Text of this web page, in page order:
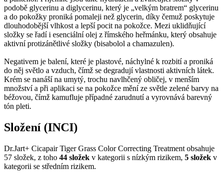
podobě glycerinu a diglycerinu, který je „velkým bratrem“ glycerinu
a do pokožky proniká pomaleji než glycerin, díky čemuž poskytuje
dlouhodobější vlhkost a lepší pocit na pokožce. Mezi uklidňující
složky se řadí i esenciální olej z římského heřmánku, který obsahuje
aktivní protizánětlivé složky (bisabolol a chamazulen).
Negativem je balení, které je plastové, náchylné k rozbití a proniká
do něj světlo a vzduch, čímž se degradují vlastnosti aktivních látek.
Krém se nanáší na umytý, trochu navlhčený obličej, v menším
množství a při aplikaci se na pokožce mění ze světle zelené barvy na
béžovou, čímž kamufluje případné zarudnutí a vyrovnává barevný
tón pleti.
Složení (INCI)
Dr.Jart+ Cicapair Tiger Grass Color Correcting Treatment obsahuje
57 složek, z toho 44 složek v kategorii s nízkým rizikem, 5 složek v
kategorii se středním rizikem.